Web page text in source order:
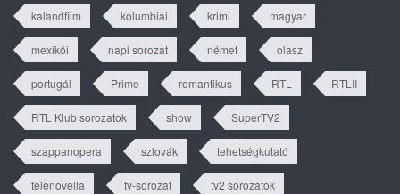
kalandfilm kolumbiai krimi magyar
mexikói napi sorozat német olasz
portugál Prime romantikus RTL RTLII
RTL Klub sorozatok show SuperTV2
szappanopera szlovák tehetségkutató
telenovella tv-sorozat tv2 sorozatok